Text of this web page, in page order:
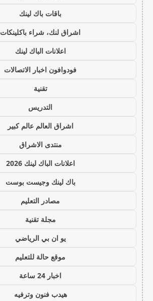
باقات باك لينك
اشراق لنك، شراء باكلينكات
اعلانات الباك لينك
فودوافون اخبار الاتصالات
تقنية
التدريس
اشراق العالم عالم كبير
منتدى الاشراق
اعلانات الباك لينك 2026
باك لينك وجيست بوست
مصادر التعليم
مجلة تقنية
يو ان بي الرياضي
موقع حالة للتعليم
اخبار 24 ساعة
هيدب فنون وترفيه